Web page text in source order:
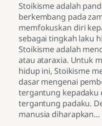
Stoikisme adalah
berkembang pada
memfokuskan diri
sebagai tingkah laku
Stoikisme adalah
atau ataraxia. Untuk
hidup ini, Stoikisme
dasar mengenai
tergantung kepadaku
tergantung padaku.
manusia diharapkan…